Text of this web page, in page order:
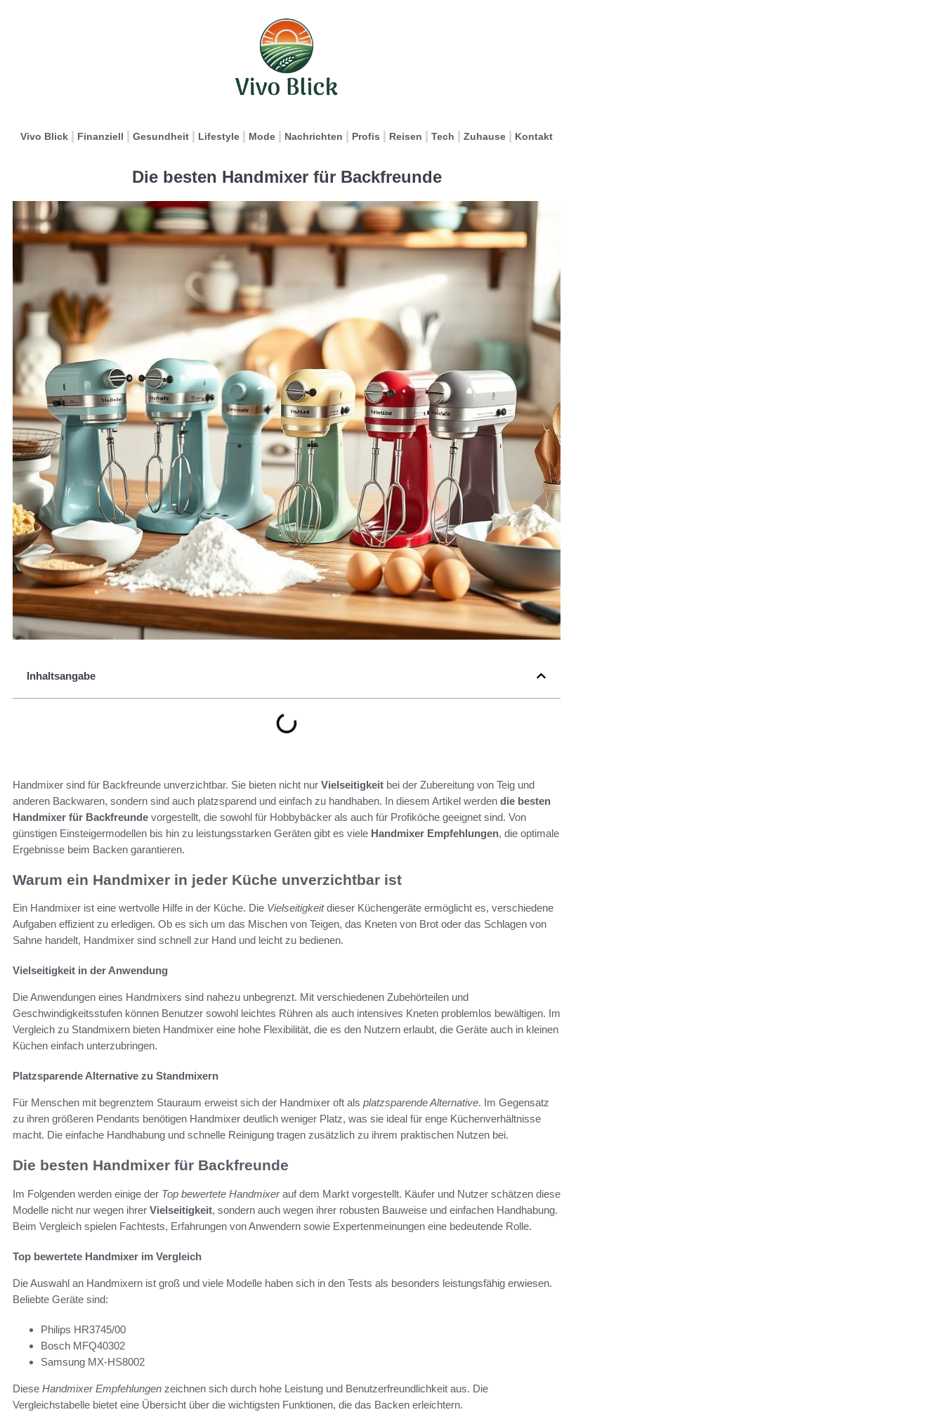
Vivo Blick Finanziell Gesundheit Lifestyle Mode Nachrichten Profis Reisen Tech Zuhause Kontakt
Die besten Handmixer für Backfreunde
Inhaltsangabe
Handmixer sind für Backfreunde unverzichtbar. Sie bieten nicht nur Vielseitigkeit bei der Zubereitung von Teig und
anderen Backwaren, sondern sind auch platzsparend und einfach zu handhaben. In diesem Artikel werden die besten
Handmixer für Backfreunde vorgestellt, die sowohl für Hobbybäcker als auch für Profiköche geeignet sind. Von
günstigen Einsteigermodellen bis hin zu leistungsstarken Geräten gibt es viele Handmixer Empfehlungen, die optimale
Ergebnisse beim Backen garantieren.
Warum ein Handmixer in jeder Küche unverzichtbar ist
Ein Handmixer ist eine wertvolle Hilfe in der Küche. Die Vielseitigkeitdieser Küchengeräte ermöglicht es, verschiedene
Aufgaben effizient zu erledigen. Ob es sich um das Mischen von Teigen, das Kneten von Brot oder das Schlagen von
Sahne handelt, Handmixer sind schnell zur Hand und leicht zu bedienen.
Vielseitigkeit in der Anwendung
Die Anwendungen eines Handmixers sind nahezu unbegrenzt. Mit verschiedenen Zubehörteilen und
Geschwindigkeitsstufen können Benutzer sowohl leichtes Rühren als auch intensives Kneten problemlos bewältigen. Im
Vergleich zu Standmixern bieten Handmixer eine hohe Flexibilität, die es den Nutzern erlaubt, die Geräte auch in kleinen
Küchen einfach unterzubringen.
Platzsparende Alternative zu Standmixern
Für Menschen mit begrenztem Stauraum erweist sich der Handmixer oft als platzsparende Alternative. Im Gegensatz
zu ihren größeren Pendants benötigen Handmixer deutlich weniger Platz, was sie ideal für enge Küchenverhältnisse
macht. Die einfache Handhabung und schnelle Reinigung tragen zusätzlich zu ihrem praktischen Nutzen bei.
Die besten Handmixer für Backfreunde
Im Folgenden werden einige der Top bewertete Handmixerauf dem Markt vorgestellt. Käufer und Nutzer schätzen diese
Modelle nicht nur wegen ihrer Vielseitigkeit, sondern auch wegen ihrer robusten Bauweise und einfachen Handhabung.
Beim Vergleich spielen Fachtests, Erfahrungen von Anwendern sowie Expertenmeinungen eine bedeutende Rolle.
Top bewertete Handmixer im Vergleich
Die Auswahl an Handmixern ist groß und viele Modelle haben sich in den Tests als besonders leistungsfähig erwiesen.
Beliebte Geräte sind:
Philips HR3745/00
Bosch MFQ40302
Samsung MX-HS8002
Diese Handmixer Empfehlungen zeichnen sich durch hohe Leistung und Benutzerfreundlichkeit aus. Die
Vergleichstabelle bietet eine Übersicht über die wichtigsten Funktionen, die das Backen erleichtern.